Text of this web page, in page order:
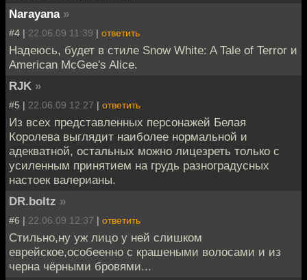
Narayana »
#4 | 22.06.09 11:39 | ответить
Надеюсь, будет в стиле Snow White: A Tale of Terror и
American McGee's Alice.
RJK »
#5 | 22.06.09 12:27 | ответить
Из всех представленных персонажей Белая
Королева выглядит наиболее нормальной и
адекватной, остальных можно лицезреть только с
усиленным принятием на грудь разноградусных
настоек валерианы.
DR.boltz »
#6 | 22.06.09 12:37 | ответить
Стильно,ну уж лицо у ней слишком
еврейское,особеенно с крашеными волосами и из
черна чёрными бровями...